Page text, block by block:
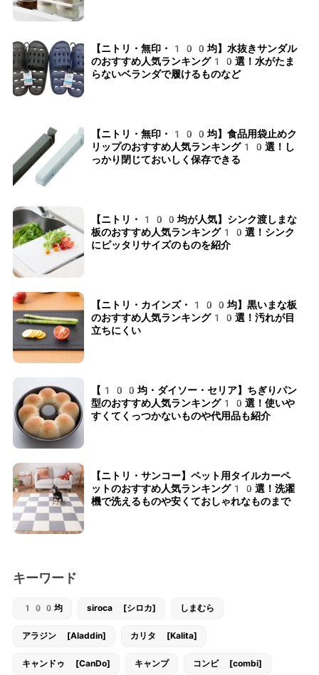
【ニトリ・無印・100均】水抜きサンダル
のおすすめ人気ランキング10選！水がたま
らないベランダで履けるものなど
【ニトリ・無印・100均】食品用袋止めク
リップのおすすめ人気ランキング10選！し
っかり閉じておいしく保存できる
【ニトリ・100均が人気】シンク渡しまな
板のおすすめ人気ランキング10選！シンク
にピッタリサイズのものを紹介
【ニトリ・カインズ・100均】黒いまな板
のおすすめ人気ランキング10選！汚れが目
立ちにくい
【100均・ダイソー・セリア】ちぎりパン
型のおすすめ人気ランキング10選！使いや
すくてくっつかないものや代用品も紹介
【ニトリ・サンコー】ペット用タイルカーペ
ットのおすすめ人気ランキング10選！洗濯
機で洗えるものや安くておしゃれなものまで
キーワード
100均 siroca [シロカ] しまむら
アラジン [Aladdin] カリタ [Kalita]
キャンドゥ [CanDo] キャンプ コンビ [combi]